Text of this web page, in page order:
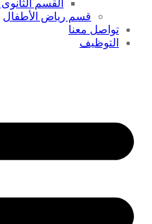
القسم
قسم رياض الأطفال
تواصل معنا
التوظيف